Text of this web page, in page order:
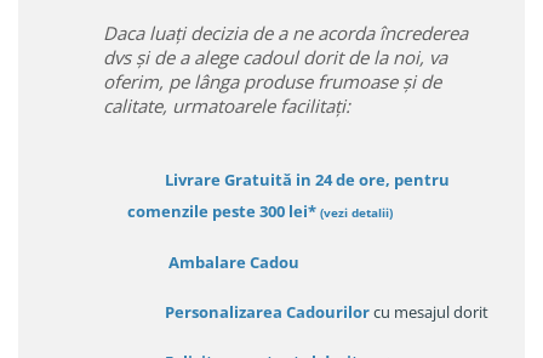
Daca luați decizia de a ne acorda încrederea
dvs și de a alege cadoul dorit de la noi, va
oferim, pe lânga produse frumoase și de
calitate, urmatoarele facilitați:
Livrare Gratuită in 24 de ore, pentru
comenzile peste 300 lei* (vezi detalii)
Ambalare Cadou
Personalizarea Cadourilorcu mesajul dorit